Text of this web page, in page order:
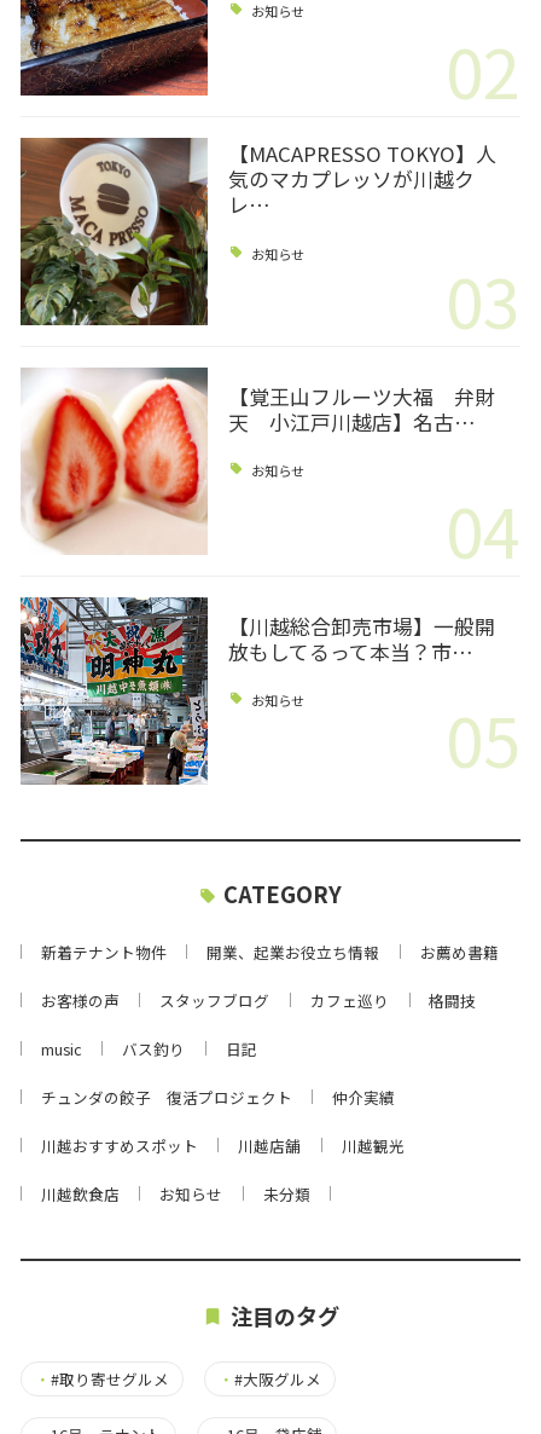
お知らせ
02
【MACAPRESSO TOKYO】人
気のマカプレッソが川越ク
レ…
お知らせ 03
【覚王山フルーツ大福 弁財
天 小江戸川越店】名古…
お知らせ
04
【川越総合卸売市場】一般開
放もしてるって本当？市…
お知らせ 05
CATEGORY
新着テナント物件 開業、起業お役立ち情報 お薦め書籍
お客様の声 スタッフブログ カフェ巡り 格闘技
music バス釣り 日記
チュンダの餃子 復活プロジェクト 仲介実績
川越おすすめスポット 川越店舗 川越観光
川越飲食店 お知らせ 未分類
注目のタグ
・ #取り寄せグルメ ・#大阪グルメ